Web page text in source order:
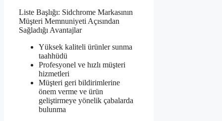
Liste Başlığı: Sidchrome Markasının
Müşteri Memnuniyeti Açısından
Sağladığı Avantajlar
Yüksek kaliteli ürünler sunma
taahhüdü
Profesyonel ve hızlı müşteri
hizmetleri
Müşteri geri bildirimlerine
önem verme ve ürün
geliştirmeye yönelik çabalarda
bulunma